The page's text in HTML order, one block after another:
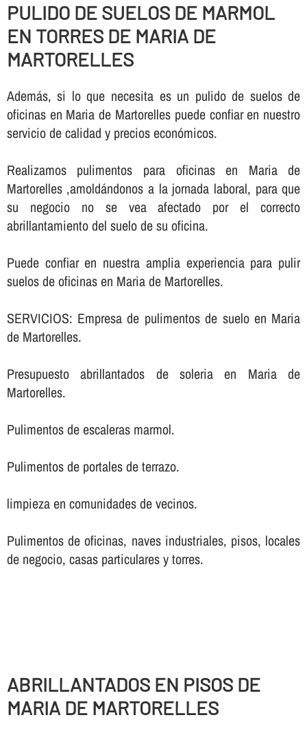
PULIDO DE SUELOS DE MARMOL
EN TORRES DE MARIA DE
MARTORELLES
Además, si lo que necesita es un pulido de suelos de
oficinas en Maria de Martorelles puede confiar en nuestro
servicio de calidad y precios económicos.
Realizamos pulimentos para oficinas en Maria de
Martorelles ,amoldándonos a la jornada laboral, para que
su negocio no se vea afectado por el correcto
abrillantamiento del suelo de su oficina.
Puede confiar en nuestra amplia experiencia para pulir
suelos de oficinas en Maria de Martorelles.
SERVICIOS: Empresa de pulimentos de suelo en Maria
de Martorelles.
Presupuesto abrillantados de soleria en Maria de
Martorelles.
Pulimentos de escaleras marmol.
Pulimentos de portales de terrazo.
limpieza en comunidades de vecinos.
Pulimentos de oficinas, naves industriales, pisos, locales
de negocio, casas particulares y torres.
ABRILLANTADOS EN PISOS DE
MARIA DE MARTORELLES